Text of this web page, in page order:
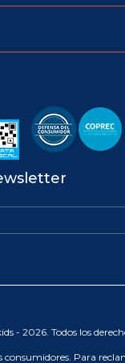
- 2026. Todos los
consumidores. Para